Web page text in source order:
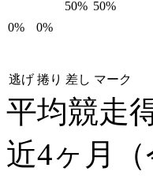
0% 0%
50% 50%
逃げ 捲り 差し マーク
平均競走
近4ヶ月（